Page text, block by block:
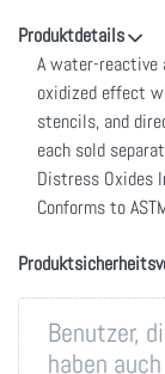
Produktdetails
A water-reactive
oxidized effect
stencils, and
each sold
Distress Oxides
Conforms to
Benutzer,
haben